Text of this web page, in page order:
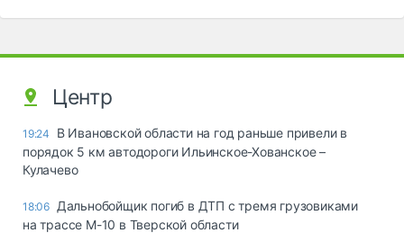
Центр
19:24
В Ивановской области на год раньше привели в
порядок 5 км автодороги Ильинское-Хованское –
Кулачево
18:06 Дальнобойщик погиб в ДТП с тремя грузовиками
на трассе М-10 в Тверской области